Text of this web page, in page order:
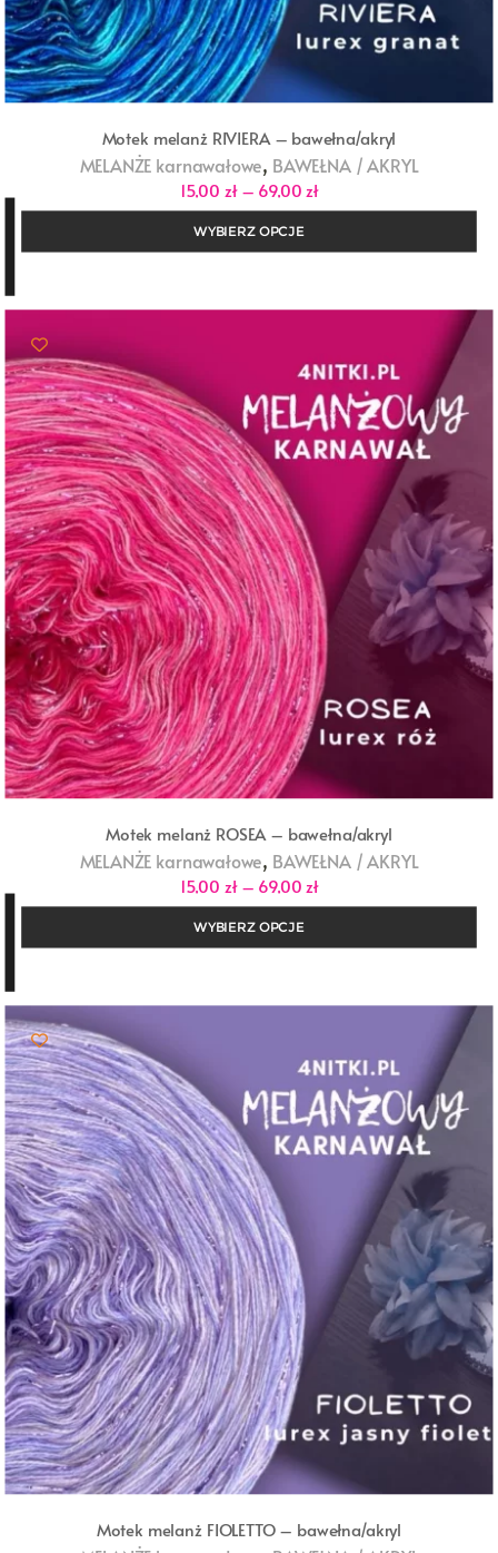
Motek melanż RIVIERA – bawełna/akryl
MELANŻE karnawałowe, BAWEŁNA / AKRYL
15,00 zł – 69,00 złZakres
cen:
do
WYBIERZ OPCJE
Motek melanż ROSEA – bawełna/akryl
MELANŻE karnawałowe, BAWEŁNA / AKRYL
15,00 zł – 69,00 złZakres
cen:
do
WYBIERZ OPCJE
Motek melanż FIOLETTO – bawełna/akryl